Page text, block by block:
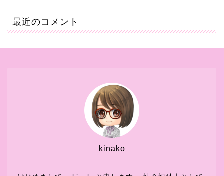
最近のコメント
kinako